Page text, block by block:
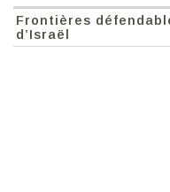
Frontières
d’Israël